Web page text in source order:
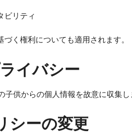
ビリティ
づく権利についても適用されます。
イバシー
子供からの個人情報を故意に収集し
シーの変更